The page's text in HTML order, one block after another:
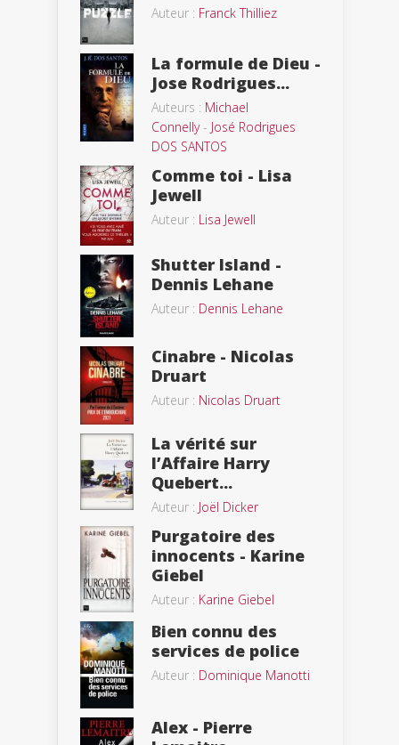
Auteur : Franck Thilliez
La formule de Dieu -
Jose Rodrigues...
Auteurs : Michael
Connelly- José Rodrigues
DOS SANTOS
Comme toi - Lisa
Jewell
Auteur : Lisa Jewell
Shutter Island -
Dennis Lehane
Auteur : Dennis Lehane
Cinabre - Nicolas
Druart
Auteur : Nicolas Druart
La vérité sur
l’Affaire Harry
Quebert...
Auteur : Joël Dicker
Purgatoire des
innocents - Karine
Giebel
Auteur : Karine Giebel
Bien connu des
services de police
Auteur : Dominique Manotti
Alex - Pierre